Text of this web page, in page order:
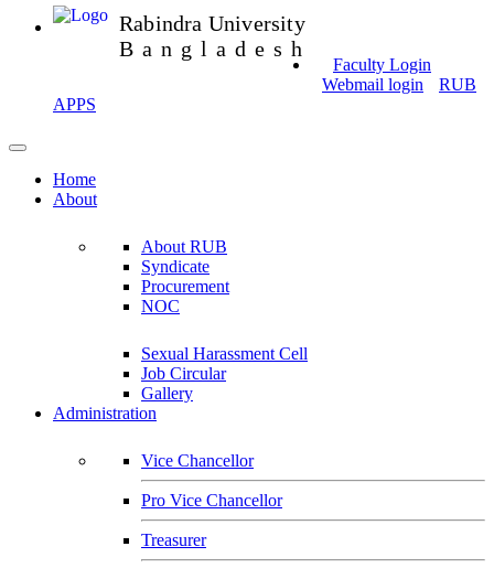
Rabindra University
Bangladesh
Faculty Login
Webmail login
RUB
APPS
Home
About
About RUB
Syndicate
Procurement
NOC
Sexual Harassment Cell
Job Circular
Gallery
Administration
Vice Chancellor
Pro Vice Chancellor
Treasurer